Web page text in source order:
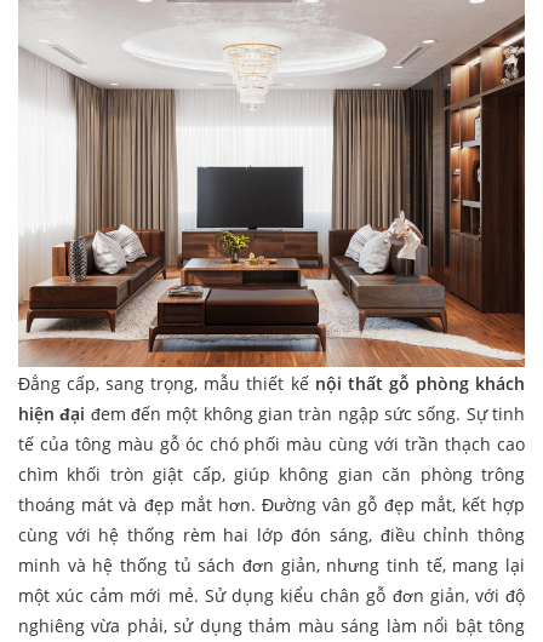
Đẳng cấp, sang trọng, mẫu thiết kế nội thất gỗ phòng khách
hiện đại đem đến một không gian tràn ngập sức sống. Sự tinh
tế của tông màu gỗ óc chó phối màu cùng với trần thạch cao
chìm khối tròn giật cấp, giúp không gian căn phòng trông
thoáng mát và đẹp mắt hơn. Đường vân gỗ đẹp mắt, kết hợp
cùng với hệ thống rèm hai lớp đón sáng, điều chỉnh thông
minh và hệ thống tủ sách đơn giản, nhưng tinh tế, mang lại
một xúc cảm mới mẻ. Sử dụng kiểu chân gỗ đơn giản, với độ
nghiêng vừa phải, sử dụng thảm màu sáng làm nổi bật tông